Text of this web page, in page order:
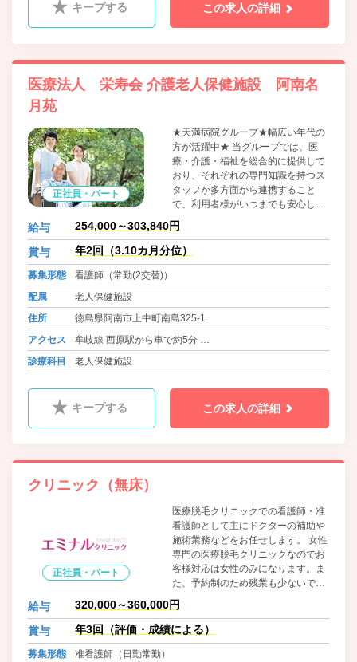
キープする この求人の詳細
医療法人 栄寿会 介護老人保健施設 阿南名
月苑
正社員・パート
★天満病院グループ★幅広い年代の
方が活躍中★ 当グループでは、医
療・介護・福祉を総合的に提供して
おり、それぞれの専門知識を持つス
タッフが多方面から連携すること
で、利用者様がいつまでも安心して
歳を重ね、希望する地域で暮らし続
けられる医療やサービスのあり方を
追い求めています。
給与 254,000～303,840円
賞与 年2回（3.10カ月分位）
募集形態
看護師（常勤(2交替)）
配属
老人保健施設
住所
徳島県阿南市上中町南島325-1
アクセス
牟岐線 西原駅から車で約5分
バス 徳島バス 橘線・加茂谷線・長生線 南島 徒歩6分
診療科目 老人保健施設
キープする この求人の詳細
クリニック（無床）
正社員・パート
医療脱毛クリニックでの看護師・准
看護師として主にドクターの補助や
施術業務などをお任せします。 女性
専門の医療脱毛クリニックなのでお
客様対応は女性のみになります。ま
た、予約制のため残業も少ないで
す。仕事に慣れるまでは、丁寧に指
導します。 出来ることを少しずつ増
やしながら、じっくりと成長してい
給与 320,000～360,000円
賞与 年3回（評価・成績による）
募集形態
准看護師（日勤常勤）